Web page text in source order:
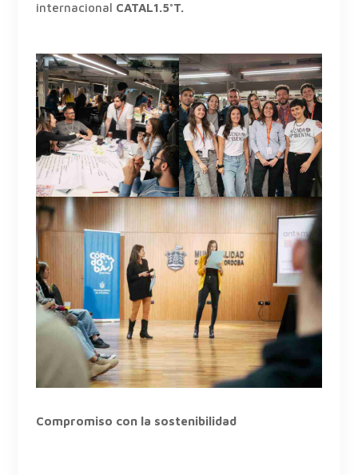
internacional CATAL1.5°T.
Compromiso con la sostenibilidad